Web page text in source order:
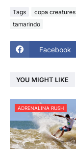
Tags copa creatures
tamarindo
Facebook
YOU MIGHT LIKE
ADRENALINA RUSH